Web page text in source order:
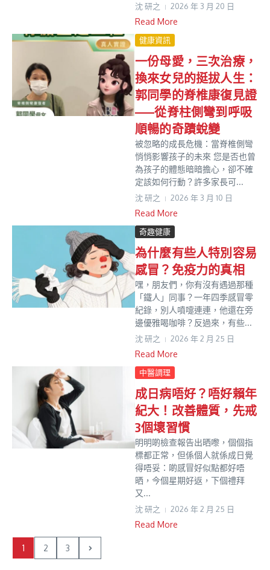
沈 研之 2026 年 3 月 20 日
Read More
健康資訊
一份母愛，三次治療，
換來女兒的挺拔人生：
郭同學的脊椎康復見證
——從脊柱側彎到呼吸
順暢的奇蹟蛻變
被忽略的成長危機：當脊椎側彎
悄悄影響孩子的未來 您是否也曾
為孩子的體態暗暗擔心，卻不確
定該如何行動？許多家長可...
沈 研之 2026 年 3 月 10 日
Read More
奇趣健康
為什麼有些人特別容易
感冒？免疫力的真相
嘿，朋友們，你有沒有遇過那種
「鐵人」同事？一年四季感冒零
紀錄，別人噴嚏連連，他還在旁
邊優雅喝咖啡？反過來，有些...
沈 研之 2026 年 2 月 25 日
Read More
中醫調理
成日病唔好？唔好賴年
紀大！改善體質，先戒
3個壞習慣
明明啲檢查報告出晒嚟，個個指
標都正常，但係個人就係成日覺
得唔妥：啲感冒好似點都好唔
晒，今個星期好返，下個禮拜
又...
沈 研之 2026 年 2 月 25 日
Read More
1 2 3